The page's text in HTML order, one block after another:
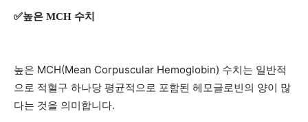
✅높은 MCH 수치
높은 MCH(Mean Corpuscular Hemoglobin) 수치는 일반적
으로 적혈구 하나당 평균적으로 포함된 헤모글로빈의 양이 많
다는 것을 의미합니다.